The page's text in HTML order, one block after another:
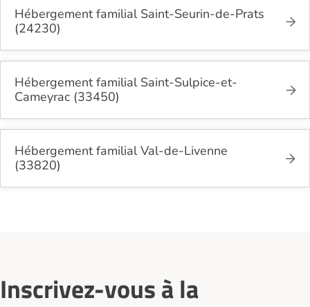
Hébergement familial Saint-Seurin-de-Prats
(24230)
Hébergement familial Saint-Sulpice-et-
Cameyrac (33450)
Hébergement familial Val-de-Livenne
(33820)
Inscrivez-vous à la